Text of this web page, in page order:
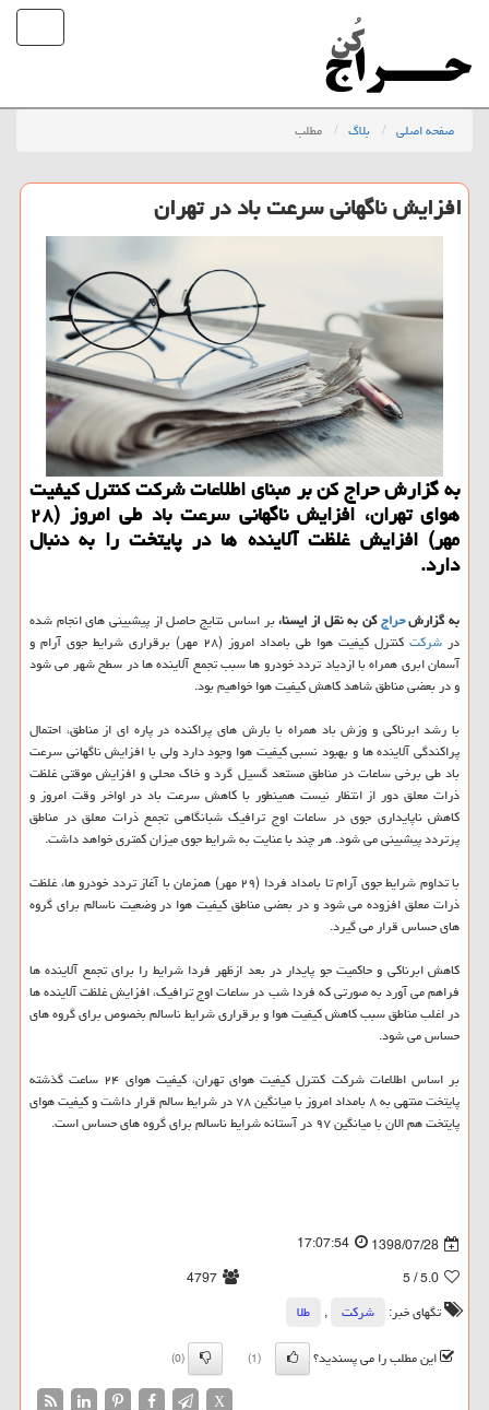
صفحه اصلی بلاگ مطلب
افزایش ناگهانی سرعت باد در تهران
به گزارش حراج كن بر مبنای اطلاعات شركت كنترل كیفیت
هوای تهران، افزایش ناگهانی سرعت باد طی امروز (۲۸
مهر) افزایش غلظت آلاینده ها در پایتخت را به دنبال
دارد.
به گزارشحراجكن به نقل از ایسنا،بر اساس نتایج حاصل از پیشبینی های انجام شده
در شركت
كنترل كیفیت هوا طی بامداد امروز (۲۸ مهر) برقراری شرایط جوی آرام و
آسمان ابری همراه با ازدیاد تردد خودرو ها سبب تجمع آلاینده ها در سطح شهر می شود
و در بعضی مناطق شاهد كاهش كیفیت هوا خواهیم بود.
با رشد ابرناكی و وزش باد همراه با بارش های پراكنده در پاره ای از مناطق، احتمال
پراكندگی آلاینده ها و بهبود نسبی كیفیت هوا وجود دارد ولی با افزایش ناگهانی سرعت
باد طی برخی ساعات در مناطق مستعد گسیل گرد و خاك محلی و افزایش موقتی غلظت
ذرات معلق دور از انتظار نیست همینطور با كاهش سرعت باد در اواخر وقت امروز و
كاهش ناپایداری جوی در ساعات اوج ترافیك شبانگاهی تجمع ذرات معلق در مناطق
پرتردد پیشبینی می شود. هر چند با عنایت به شرایط جوی میزان كمتری خواهد داشت.
با تداوم شرایط جوی آرام تا بامداد فردا (۲۹ مهر) همزمان با آغاز تردد خودرو ها، غلظت
ذرات معلق افزوده می شود و در بعضی مناطق كیفیت هوا در وضعیت ناسالم برای گروه
های حساس قرار می گیرد.
كاهش ابرناكی و حاكمیت جو پایدار در بعد ازظهر فردا شرایط را برای تجمع آلاینده ها
فراهم می آورد به صورتی كه فردا شب در ساعات اوج ترافیك، افزایش غلظت آلاینده ها
در اغلب مناطق سبب كاهش كیفیت هوا و برقراری شرایط ناسالم بخصوص برای گروه های
حساس می شود.
بر اساس اطلاعات شركت كنترل كیفیت هوای تهران، كیفیت هوای ۲۴ ساعت گذشته
پایتخت منتهی به ۸ بامداد امروز با میانگین ۷۸ در شرایط سالم قرار داشت و كیفیت هوای
پایتخت هم الان با میانگین ۹۷ در آستانه شرایط ناسالم برای گروه های حساس است.
1398/07/28
17:07:54
5.0
/ 5
4797
تگهای خبر:
شركت ,
طلا
این مطلب را می پسندید؟
(1)
(0)
X